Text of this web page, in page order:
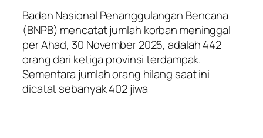
Badan Nasional Penanggulangan Bencana
(BNPB) mencatat jumlah korban meninggal
per Ahad, 30 November 2025, adalah 442
orang dari ketiga provinsi terdampak.
Sementara jumlah orang hilang saat ini
dicatat sebanyak 402 jiwa